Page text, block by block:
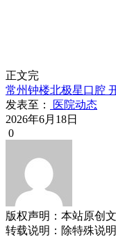
正文完
常州钟楼北极星口腔
发表至：
医院动态
2026年6月18日
0
版权声明： 本站原创
转载说明： 除特殊说